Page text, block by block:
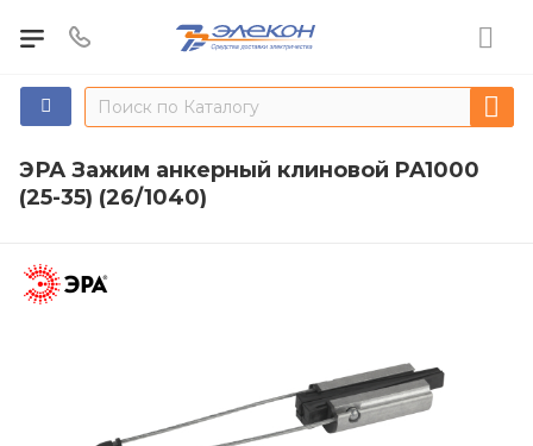
ЭРА Зажим анкерный клиновой PA1000
(25-35) (26/1040)